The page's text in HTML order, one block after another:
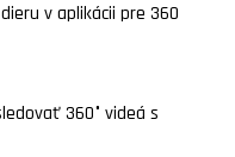
v aplikácii pre 360
360° videá s